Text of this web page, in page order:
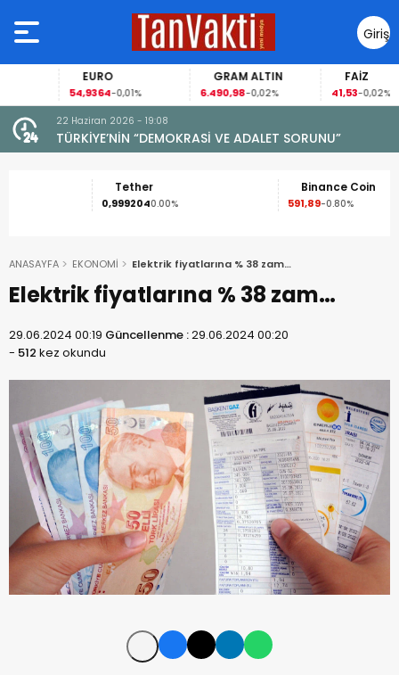
Giriş
Yap
EURO
54,9364-0,01%
GRAM ALTIN
6.490,98-0,02%
FAİZ
41,53-0,02%
22 Haziran 2026 - 19:08
TÜRKİYE’NİN “DEMOKRASİ VE ADALET SORUNU”
Tether
0,9992040.00%
Binance Coin
591,89-0.80%
ANASAYFA EKONOMİ Elektrik fiyatlarına % 38 zam…
Elektrik fiyatlarına % 38 zam…
29.06.2024 00:19 Güncellenme :29.06.2024 00:20
- 512 kez okundu